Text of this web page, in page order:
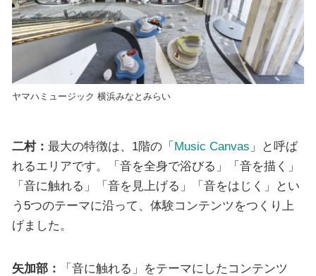
ヤマハミュージック 横浜みなとみらい
二村： 最大の特徴は、1階の「Music Canvas 」と呼ば
れるエリアです。「音を全身で浴びる」「音を描く」
「音に触れる」「音を見上げる」「音をはじく」とい
う5つのテーマに沿って、体験コンテンツをつくり上
げました。
矢加部：
「音に触れる」をテーマにしたコンテンツ